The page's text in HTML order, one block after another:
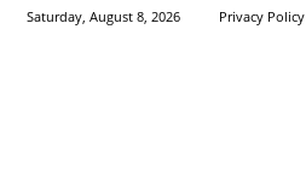
Saturday, August 8, 2026 Privacy Policy